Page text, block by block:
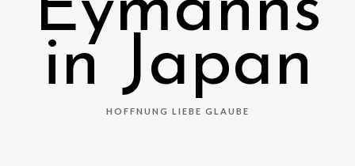
in Japan
HOFFNUNG LIEBE GLAUBE